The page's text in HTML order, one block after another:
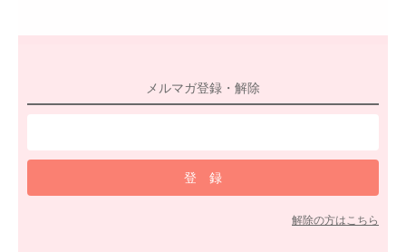
メルマガ登録・解除
解除の方はこちら